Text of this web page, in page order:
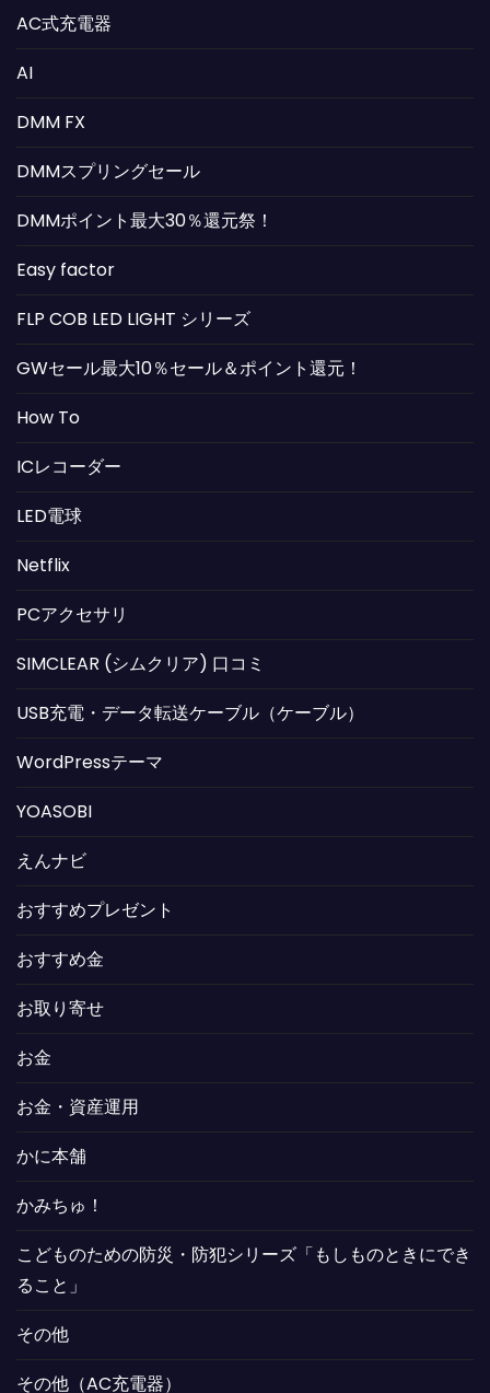
AC式充電器
AI
DMM FX
DMMスプリングセール
DMMポイント最大30％還元祭！
Easy factor
FLP COB LED LIGHT シリーズ
GWセール最大10％セール＆ポイント還元！
How To
ICレコーダー
LED電球
Netflix
PCアクセサリ
SIMCLEAR (シムクリア) 口コミ
USB充電・データ転送ケーブル（ケーブル）
WordPressテーマ
YOASOBI
えんナビ
おすすめプレゼント
おすすめ金
お取り寄せ
お金
お金・資産運用
かに本舗
かみちゅ！
こどものための防災・防犯シリーズ「もしものときにでき
ること」
その他
その他（AC充電器）